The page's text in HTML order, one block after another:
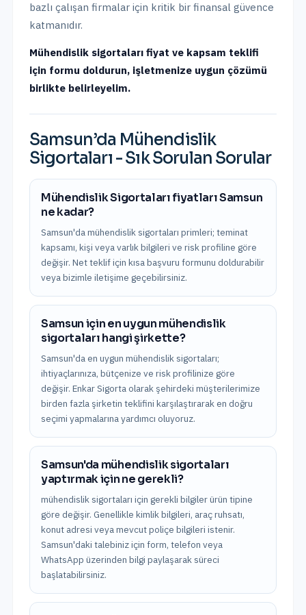
bazlı çalışan firmalar için kritik bir finansal güvence
katmanıdır.
Mühendislik sigortaları fiyat ve kapsam teklifi
için formu doldurun, işletmenize uygun çözümü
birlikte belirleyelim.
Samsun’da Mühendislik
Sigortaları - Sık Sorulan Sorular
Mühendislik Sigortaları fiyatları Samsun
ne kadar?
Samsun'da mühendislik sigortaları primleri; teminat
kapsamı, kişi veya varlık bilgileri ve risk profiline göre
değişir. Net teklif için kısa başvuru formunu doldurabilir
veya bizimle iletişime geçebilirsiniz.
Samsun için en uygun mühendislik
sigortaları hangi şirkette?
Samsun'da en uygun mühendislik sigortaları;
ihtiyaçlarınıza, bütçenize ve risk profilinize göre
değişir. Enkar Sigorta olarak şehirdeki müşterilerimize
birden fazla şirketin teklifini karşılaştırarak en doğru
seçimi yapmalarına yardımcı oluyoruz.
Samsun'da mühendislik sigortaları
yaptırmak için ne gerekli?
mühendislik sigortaları için gerekli bilgiler ürün tipine
göre değişir. Genellikle kimlik bilgileri, araç ruhsatı,
konut adresi veya mevcut poliçe bilgileri istenir.
Samsun'daki talebiniz için form, telefon veya
WhatsApp üzerinden bilgi paylaşarak süreci
başlatabilirsiniz.